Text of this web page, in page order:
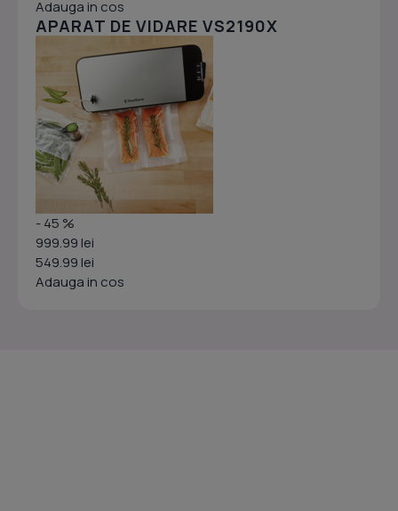
Adauga in cos
APARAT DE VIDARE VS2190X
- 45 %
999.99 lei
549.99 lei
Adauga in cos